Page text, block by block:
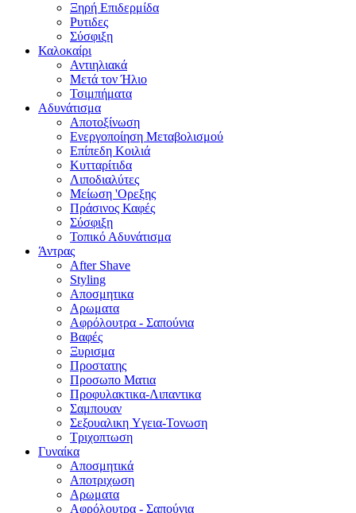
Ξηρή Επιδερμίδα
Ρυτιδες
Σύσφιξη
Καλοκαίρι
Αντιηλιακά
Μετά τον Ήλιο
Τσιμπήματα
Αδυνάτισμα
Αποτοξίνωση
Ενεργοποίηση Μεταβολισμού
Επίπεδη Κοιλιά
Κυτταρίτιδα
Λιποδιαλύτες
Μείωση 'Ορεξης
Πράσινος Καφές
Σύσφιξη
Τοπικό Αδυνάτισμα
Άντρας
After Shave
Styling
Αποσμητικα
Αρωματα
Αφρόλουτρα - Σαπούνια
Βαφές
Ξυρισμα
Προστατης
Προσωπο Ματια
Προφυλακτικα-Λιπαντικα
Σαμπουαν
Σεξουαλικη Yγεια-Τονωση
Τριχοπτωση
Γυναίκα
Αποσμητικά
Αποτριχωση
Αρωματα
Αφρόλουτρα - Σαπούνια